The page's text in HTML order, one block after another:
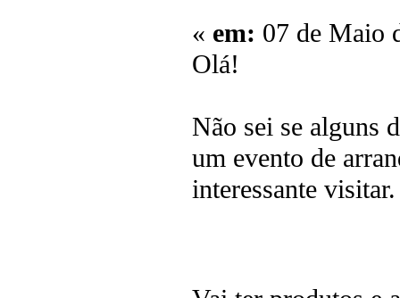
« em: 07 de Maio
Olá!
Não sei se alguns
um evento de
interessante visitar.